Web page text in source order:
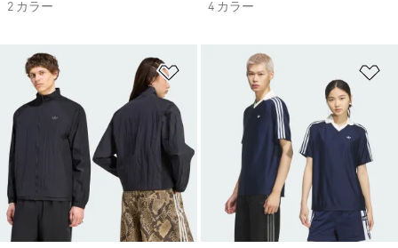
2 カラー
4 カラー
ほしいものリストに追加